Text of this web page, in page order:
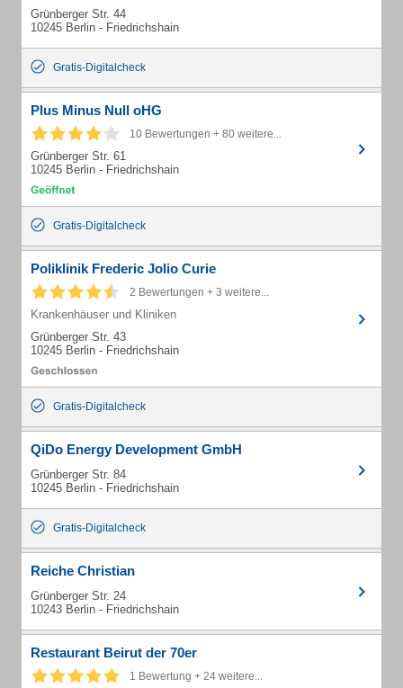
Grünberger Str. 44
10245 Berlin - Friedrichshain
Gratis-Digitalcheck
Plus Minus Null oHG
10 Bewertungen + 80 weitere...
Grünberger Str. 61
10245 Berlin - Friedrichshain
Gratis-Digitalcheck
Poliklinik Frederic Jolio Curie
2 Bewertungen + 3 weitere...
Krankenhäuser und Kliniken
Grünberger Str. 43
10245 Berlin - Friedrichshain
Gratis-Digitalcheck
QiDo Energy Development GmbH
Grünberger Str. 84
10245 Berlin - Friedrichshain
Gratis-Digitalcheck
Reiche Christian
Grünberger Str. 24
10243 Berlin - Friedrichshain
Restaurant Beirut der 70er
1 Bewertung + 24 weitere...